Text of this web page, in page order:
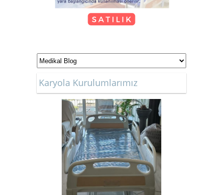
KİRALIK TEKERLEKLİ
SANDALYE
Kiralık Hasta Karyolası Bostanlı
Kiralık Hasta Karyolası
Karyola Kurulumlarımız